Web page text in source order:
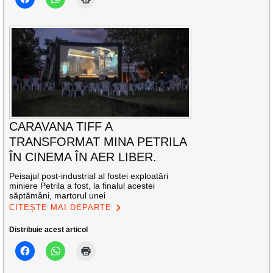
CARAVANA TIFF A
TRANSFORMAT MINA PETRILA
ÎN CINEMA ÎN AER LIBER.
Peisajul post-industrial al fostei exploatări
miniere Petrila a fost, la finalul acestei
săptămâni, martorul unei
CITEȘTE MAI DEPARTE
Distribuie acest articol